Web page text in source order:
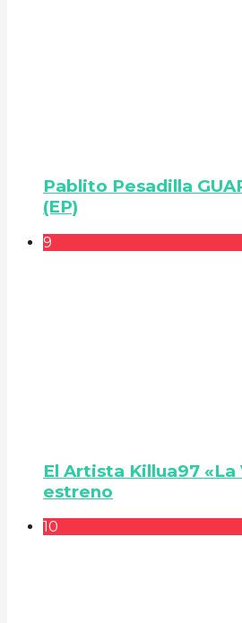
Pablito Pesadilla
(EP)
9
El Artista Killua97 «La
estreno
10